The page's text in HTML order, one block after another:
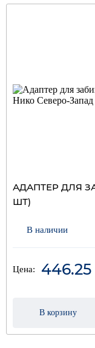
АДАПТЕР ДЛЯ
ШТ)
В наличии
Цена: 446.25
В корзину